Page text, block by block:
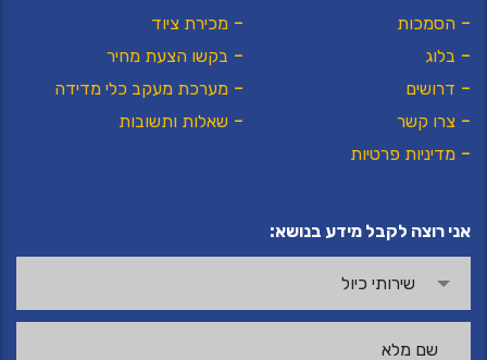
הסמכות
מכירת ציוד
בלוג
בקשו הצעת מחיר
דרושים
מערכת מעקב כלי מדידה
צרו קשר
שאלות ותשובות
מדיניות פרטיות
אני רוצה לקבל מידע בנושא:
שירותי כיול